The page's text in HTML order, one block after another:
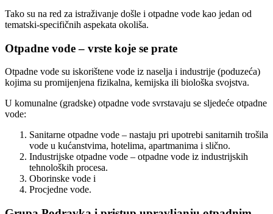
Tako su na red za istraživanje došle i otpadne vode kao jedan od
tematski-specifičnih aspekata okoliša.
Otpadne vode – vrste koje se prate
Otpadne vode su iskorištene vode iz naselja i industrije (poduzeća)
kojima su promijenjena fizikalna, kemijska ili biološka svojstva.
U komunalne (gradske) otpadne vode svrstavaju se sljedeće otpadne
vode:
Sanitarne otpadne vode – nastaju pri upotrebi sanitarnih trošila
vode u kućanstvima, hotelima, apartmanima i slično.
Industrijske otpadne vode – otpadne vode iz industrijskih
tehnoloških procesa.
Oborinske vode i
Procjedne vode.